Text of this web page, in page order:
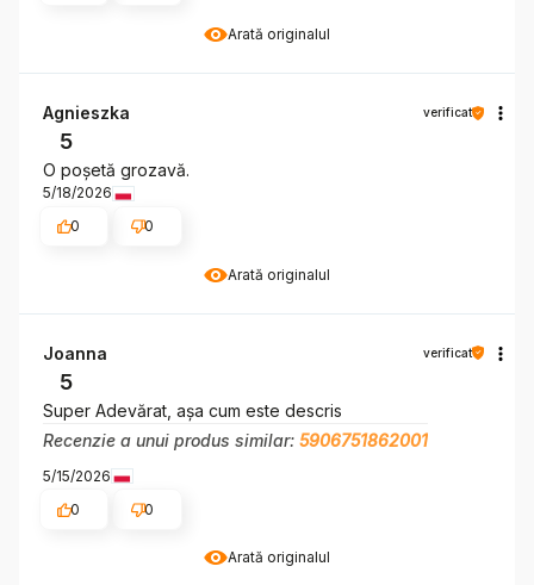
Arată originalul
Arată originalul
Agnieszka verificat
5
O poșetă grozavă.
5/18/2026
0
0
Arată originalul
Joanna verificat
5
Super Adevărat, așa cum este descris
Recenzie a unui produs similar: 5906751862001
5/15/2026
0
0